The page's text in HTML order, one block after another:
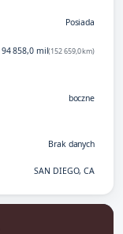
Posiada
94 858,0 mil(152 659,0 km)
boczne
Brak danych
SAN DIEGO, CA